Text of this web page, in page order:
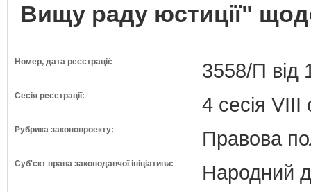
Вищу раду юстиції"
Номер, дата реєстрації: 3558/П від
Сесія реєстрації: 4 сесія VIII
Рубрика законопроекту: Правова
Суб'єкт права законодавчої ініціативи: Народний